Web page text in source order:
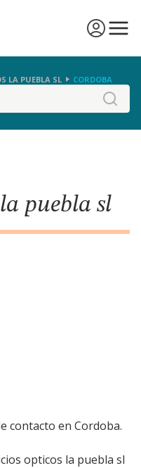
LA PUEBLA SL CORDOBA
puebla sl
contacto en Cordoba.
opticos la puebla sl